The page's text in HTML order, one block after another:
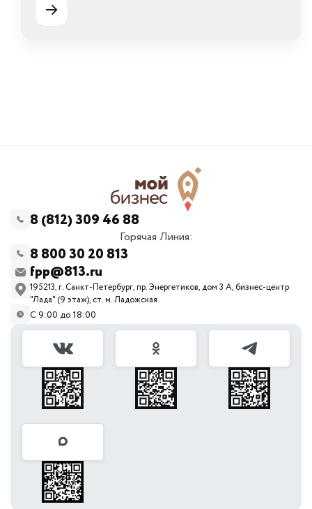
8 (812) 309 46 88
Горячая Линия:
8 800 30 20 813
fpp@813.ru
195213, г. Санкт-Петербург, пр. Энергетиков, дом 3 А, бизнес-центр
"Лада" (9 этаж), ст. м. Ладожская
С 9:00 до 18:00